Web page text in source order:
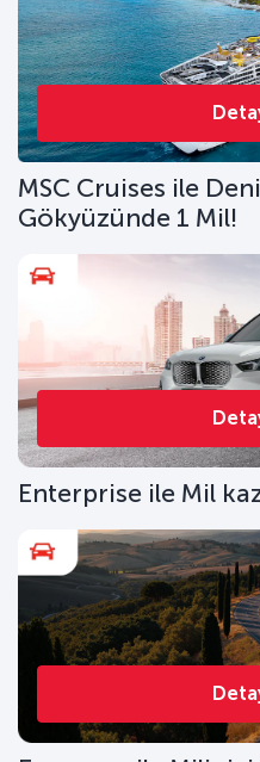
MSC Cruises ile
Gökyüzünde 1 Mil!
Enterprise ile Mil